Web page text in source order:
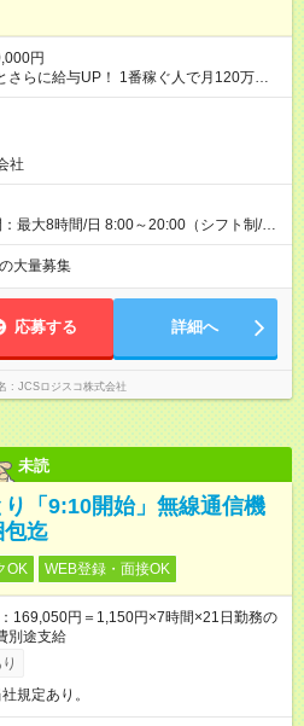
円
らに給与UP！ 1番稼ぐ人で月120万ほ
ジ＞ ■月収50万
住)※元建築関係 1日150個配達×25日勤務
社
最大8時間/日 8:00～20:00（シフト制/実
（場所次第では週4も有り） ※配達状況に
可能性有り ※案件により多少の前後あり
大量募集
応募する 詳細へ
JCSロジスコ株式会社
未読
り「9:10開始」無線通信機
包迄
OK WEB登録・面接OK
169,050円＝1,150円×7時間×21日勤務の
別途支給
規定あり。